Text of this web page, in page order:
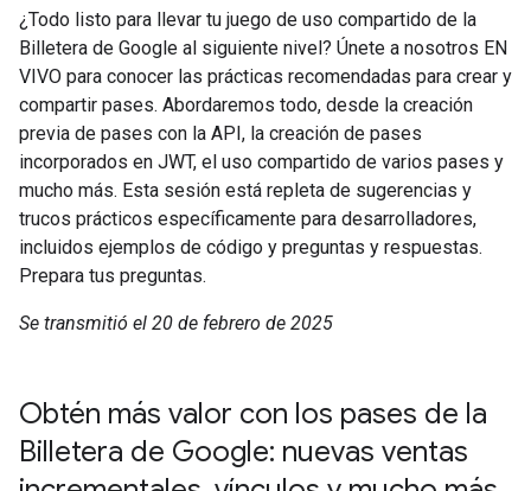
¿Todo listo para llevar tu juego de uso compartido de la
Billetera de Google al siguiente nivel? Únete a nosotros EN
VIVO para conocer las prácticas recomendadas para crear y
compartir pases. Abordaremos todo, desde la creación
previa de pases con la API, la creación de pases
incorporados en JWT, el uso compartido de varios pases y
mucho más. Esta sesión está repleta de sugerencias y
trucos prácticos específicamente para desarrolladores,
incluidos ejemplos de código y preguntas y respuestas.
Prepara tus preguntas.
Se transmitió el 20 de febrero de 2025
Obtén más valor con los pases de la
Billetera de Google: nuevas ventas